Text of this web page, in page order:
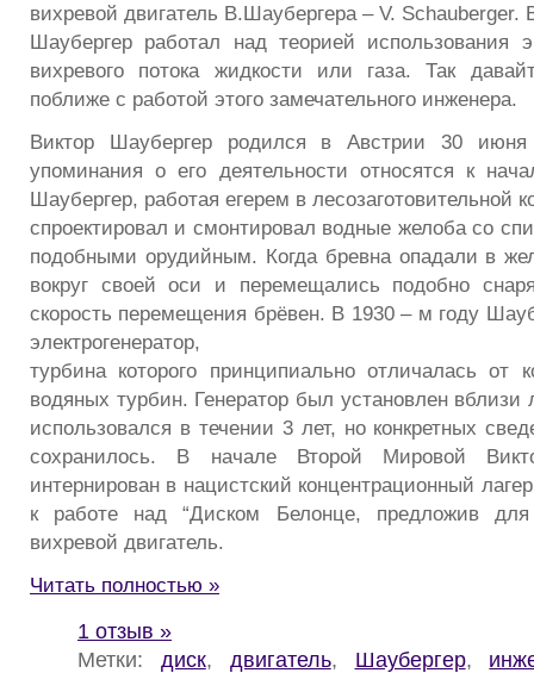
вихревой двигатель В.Шаубергера – V. Schauberger.
Шаубергер работал над теорией использования
вихревого потока жидкости или газа. Так
поближе с работой этого замечательного инженера.
Виктор Шаубергер родился в Австрии 30
упоминания о его деятельности относятся к
Шаубергер, работая егерем в лесозаготовительной
спроектировал и смонтировал водные желоба со
подобными орудийным. Когда бревна опадали в
вокруг своей оси и перемещались подобно
скорость перемещения брёвен. В 1930 – м году
электрогенератор,
турбина которого принципиально отличалась от
водяных турбин. Генератор был установлен
использовался в течении 3 лет, но конкретных
сохранилось. В начале Второй Мировой
интернирован в нацистский концентрационный
к работе над “Диском Белонце, предложив для
вихревой двигатель.
Читать полностью »
1 отзыв »
Метки: диск, двигатель, Шаубергер,